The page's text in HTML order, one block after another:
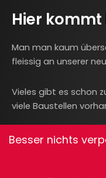
Hier
Man man kaum
fleissig an unserer
Vieles gibt es schon
viele Baustellen
Besser nichts